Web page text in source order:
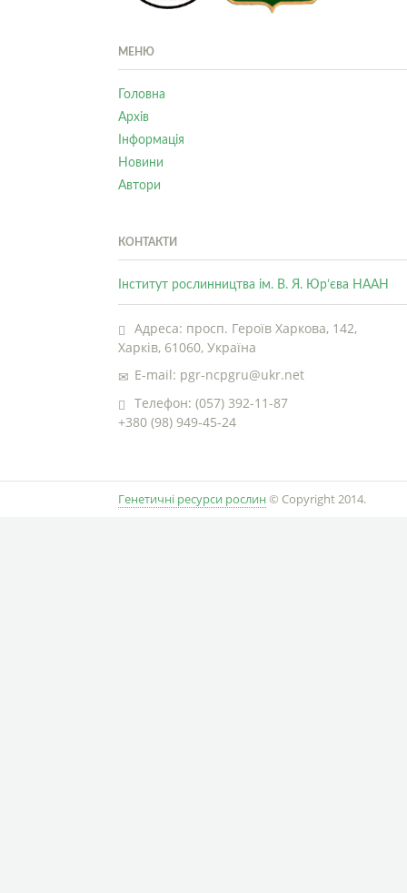
МЕНЮ
Головна
Архів
Інформація
Новини
Автори
КОНТАКТИ
Інститут рослинництва ім. В. Я. Юр’єва НААН
Адреса: просп. Героїв Харкова, 142,
Харків, 61060, Україна
E-mail: pgr-ncpgru@ukr.net
Телефон: (057) 392-11-87
+380 (98) 949-45-24
Генетичні ресурси рослин © Copyright 2014.